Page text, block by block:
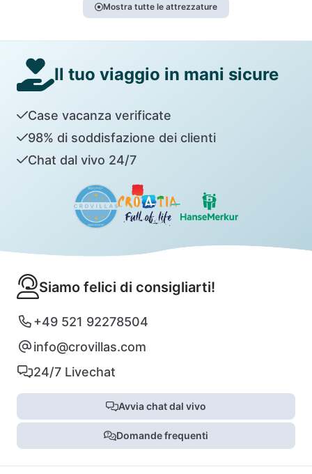
Mostra tutte le attrezzature
Il tuo viaggio in mani sicure
Case vacanza verificate
98% di soddisfazione dei clienti
Chat dal vivo 24/7
Siamo felici di consigliarti!
+49 521 92278504
info@crovillas.com
24/7 Livechat
Avvia chat dal vivo
Domande frequenti